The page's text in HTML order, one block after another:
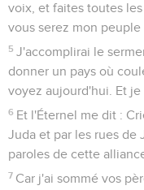
voix, et faites toutes
vous serez mon
5 J'accomplirai le
donner un pays où
voyez aujourd'hui. Et
6 Et l'Éternel me dit :
Juda et par les rues de
paroles de cette
7 Car j'ai sommé vos